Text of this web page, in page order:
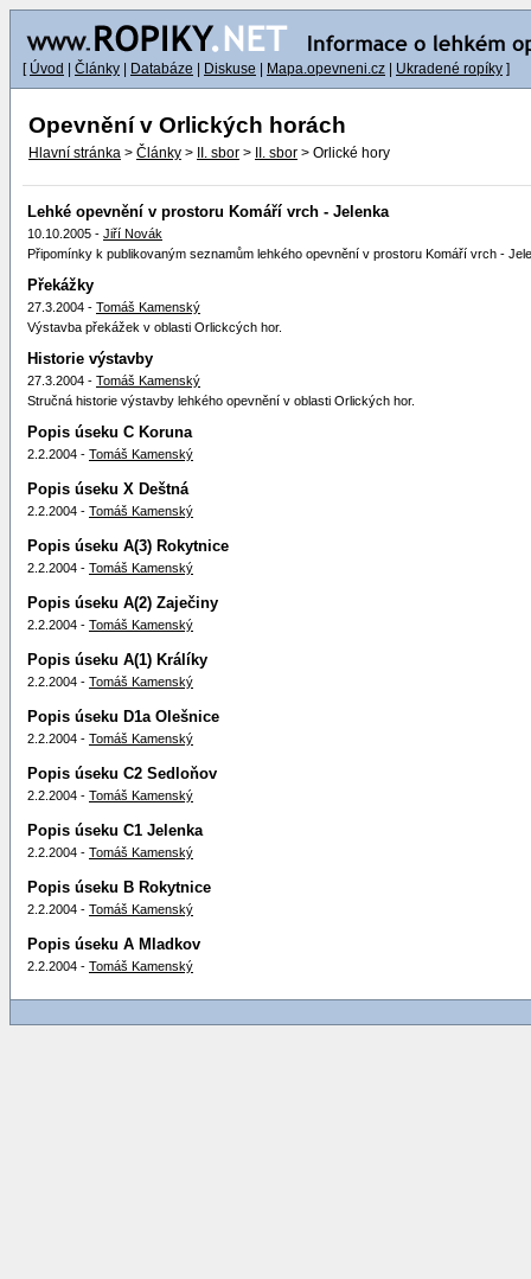
[ Úvod Články Databáze Diskuse Mapa.opevneni.cz Ukradené ropíky ]
Opevnění v Orlických horách
Hlavní stránka > Články > II. sbor > II. sbor > Orlické hory
Lehké opevnění v prostoru Komáří vrch - Jelenka
10.10.2005 - Jiří Novák
Připomínky k publikovaným seznamům lehkého opevnění v prostoru Komáří vrch -
Překážky
27.3.2004 - Tomáš Kamenský
Výstavba překážek v oblasti Orlickcých hor.
Historie výstavby
27.3.2004 - Tomáš Kamenský
Stručná historie výstavby lehkého opevnění v oblasti Orlických hor.
Popis úseku C Koruna
2.2.2004 - Tomáš Kamenský
Popis úseku X Deštná
2.2.2004 - Tomáš Kamenský
Popis úseku A(3) Rokytnice
2.2.2004 - Tomáš Kamenský
Popis úseku A(2) Zaječiny
2.2.2004 - Tomáš Kamenský
Popis úseku A(1) Králíky
2.2.2004 - Tomáš Kamenský
Popis úseku D1a Olešnice
2.2.2004 - Tomáš Kamenský
Popis úseku C2 Sedloňov
2.2.2004 - Tomáš Kamenský
Popis úseku C1 Jelenka
2.2.2004 - Tomáš Kamenský
Popis úseku B Rokytnice
2.2.2004 - Tomáš Kamenský
Popis úseku A Mladkov
2.2.2004 - Tomáš Kamenský